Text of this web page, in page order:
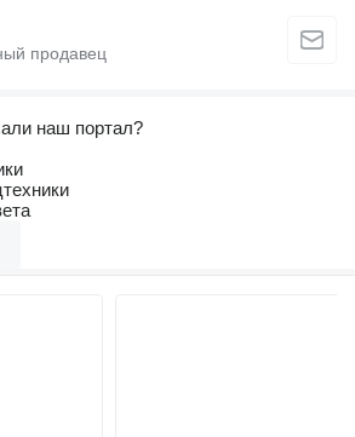
наш портал?